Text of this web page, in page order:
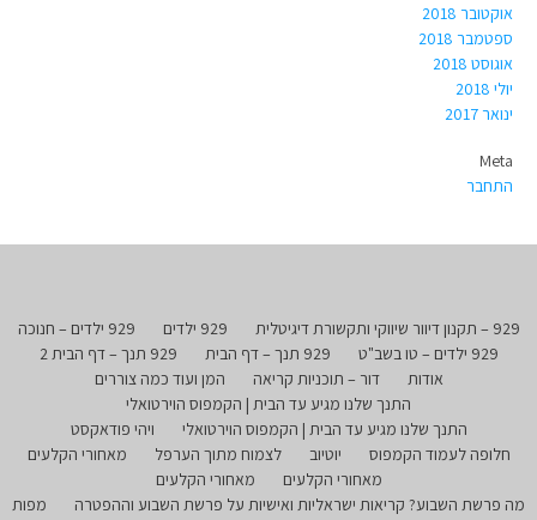
אוקטובר 2018
ספטמבר 2018
אוגוסט 2018
יולי 2018
ינואר 2017
Meta
התחבר
929 – תקנון דיוור שיווקי ותקשורת דיגיטלית 929 ילדים
929 ילדים – חנוכה
929 ילדים – טו בשב"ט
929 תנך – דף הבית
929 תנך – דף הבית 2
אודות
דור – תוכניות קריאה
המן ועוד כמה צוררים
התנך שלנו מגיע עד הבית | הקמפוס הוירטואלי
התנך שלנו מגיע עד הבית | הקמפוס הוירטואלי
ויהי פודאקסט
חלופה לעמוד הקמפוס
יוטיוב לצמוח מתוך הערפל
מאחורי הקלעים
מאחורי הקלעים
מאחורי הקלעים
מה פרשת השבוע? קריאות ישראליות ואישיות על פרשת השבוע וההפטרה
מפות